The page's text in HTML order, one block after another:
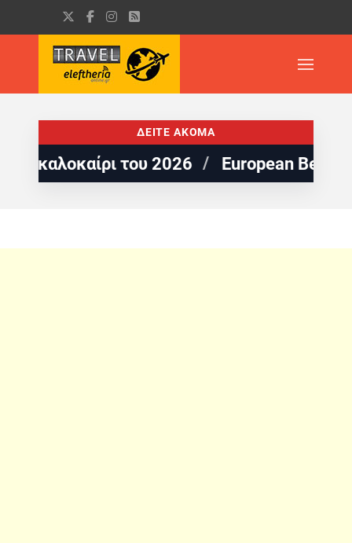
ΔΕΙΤΕ ΑΚΟΜΑ
του 2026 European Best